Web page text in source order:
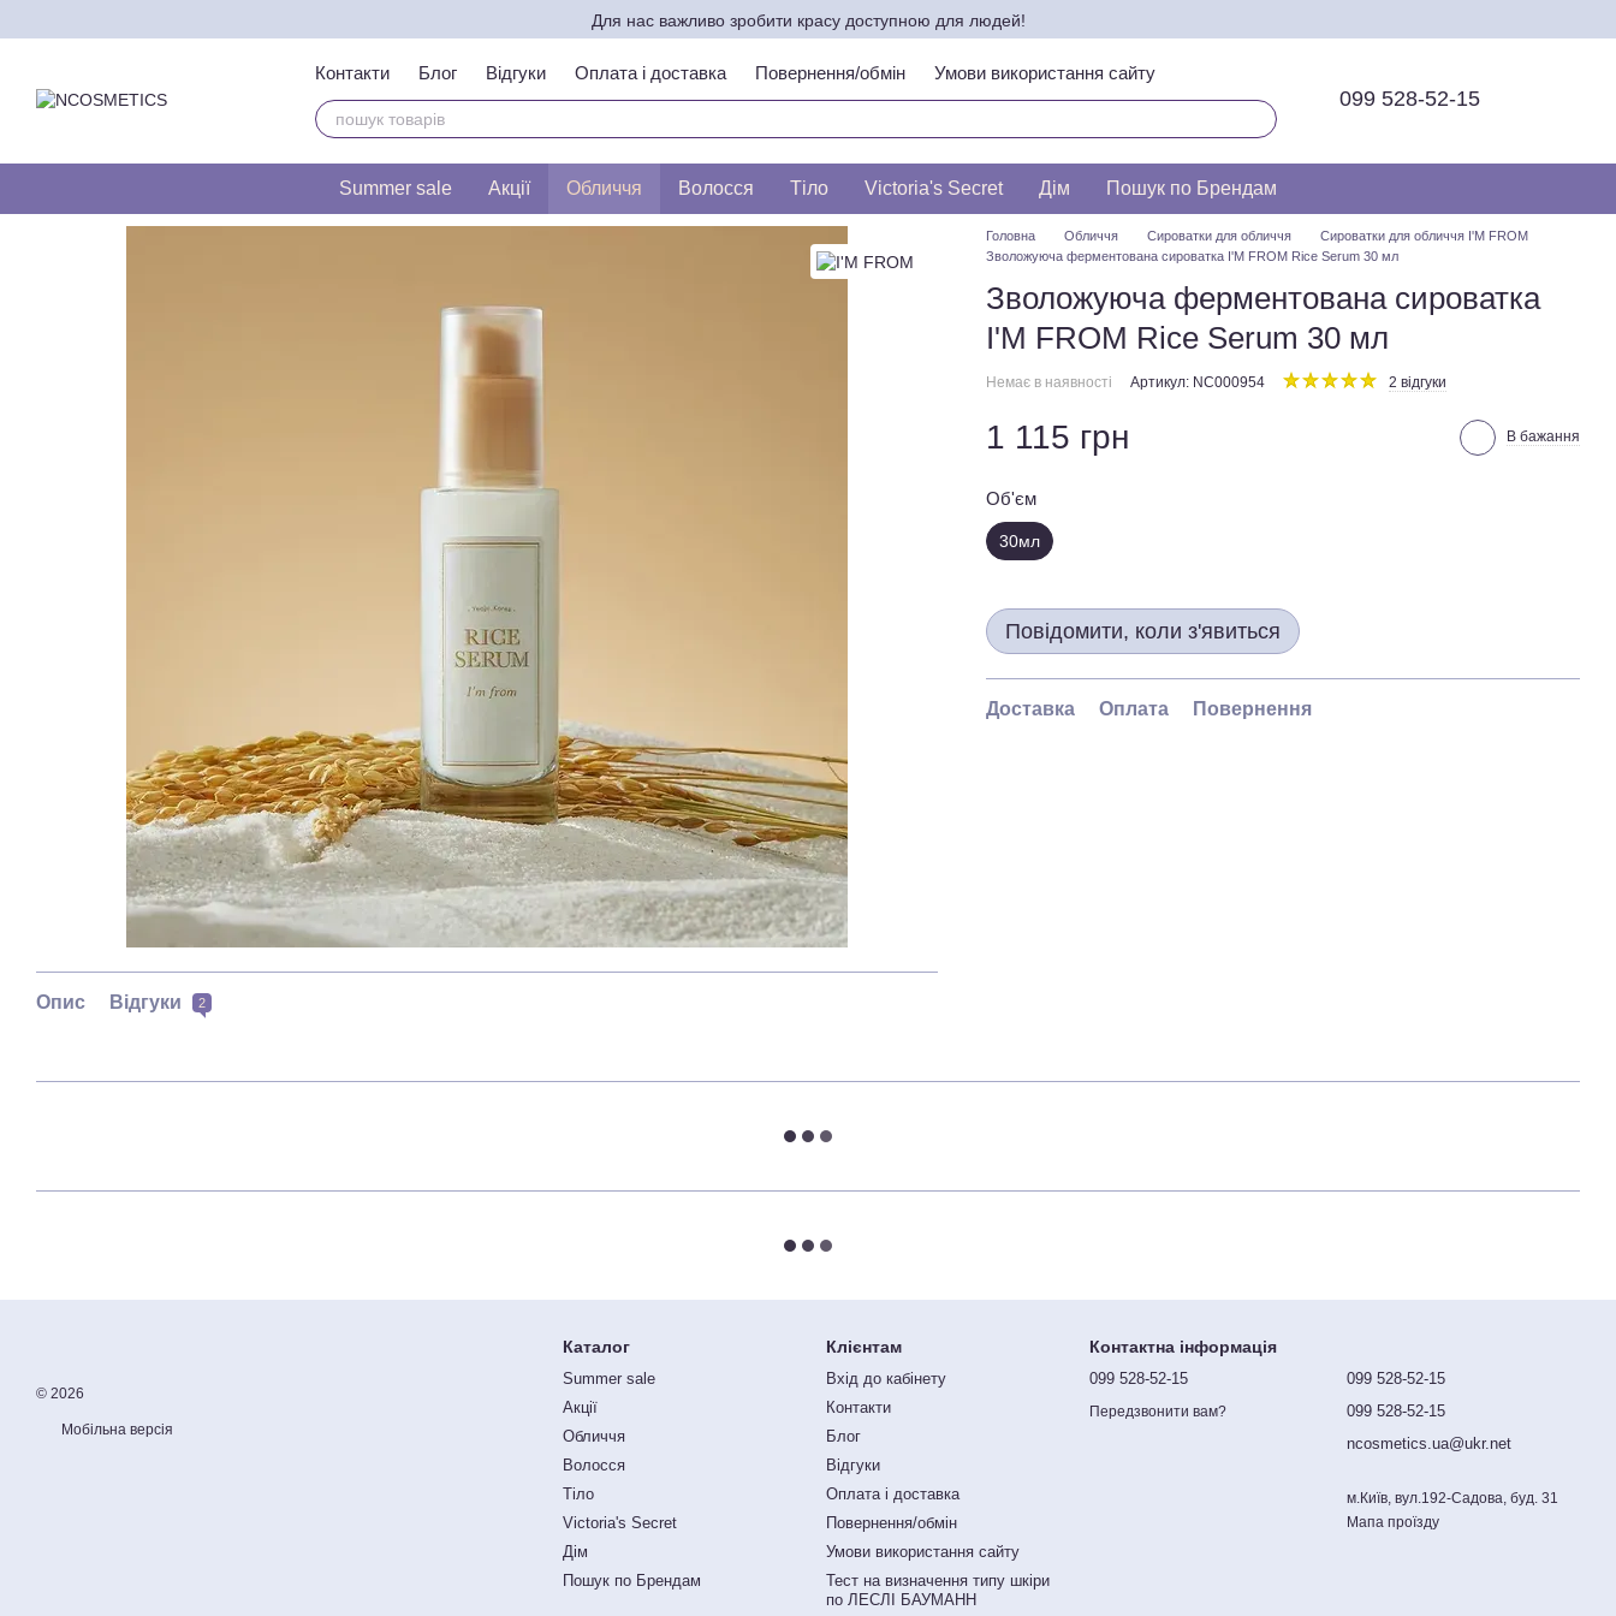
Для нас важливо зробити красу доступною для людей!
Контакти Блог Відгуки Оплата і доставка Повернення/обмін
Умови використання сайту
Тест на визначення типу шкіри по ЛЕСЛІ БАУМАНН
099 528-52-15
Summer sale Акції Обличчя Волосся Тіло Victoria's Secret Дім Пошук по Брендам
Опис Відгуки 2
Головна Обличчя Сироватки для обличчя
Сироватки для обличчя I'M FROM
Зволожуюча ферментована сироватка I'M FROM Rice Serum 30 мл
Зволожуюча ферментована сироватка
I'M FROM Rice Serum 30 мл
Немає в наявності Артикул: NC000954 2 відгуки
1 115 грн В бажання
Об'єм
30мл
Повідомити, коли з'явиться
Доставка Оплата Повернення
© 2026
Мобільна версія
Каталог
Summer sale
Акції
Обличчя
Волосся
Тіло
Victoria's Secret
Дім
Пошук по Брендам
Клієнтам
Вхід до кабінету
Контакти
Блог
Відгуки
Оплата і доставка
Повернення/обмін
Умови використання сайту
Тест на визначення типу шкіри
по ЛЕСЛІ БАУМАНН
Контактна інформація
099 528-52-15
Передзвонити вам?
099 528-52-15
099 528-52-15
ncosmetics.ua@ukr.net
м.Київ, вул.192-Садова, буд. 31
Мапа проїзду